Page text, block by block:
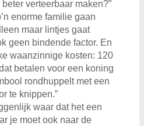
verteerbaar maken?”
enorme familie gaan
maar lintjes gaat
geen bindende factor. En
waanzinnige kosten: 120
betalen voor een koning
rondhuppelt met een
te knippen.”
waar dat het een
je moet ook naar de